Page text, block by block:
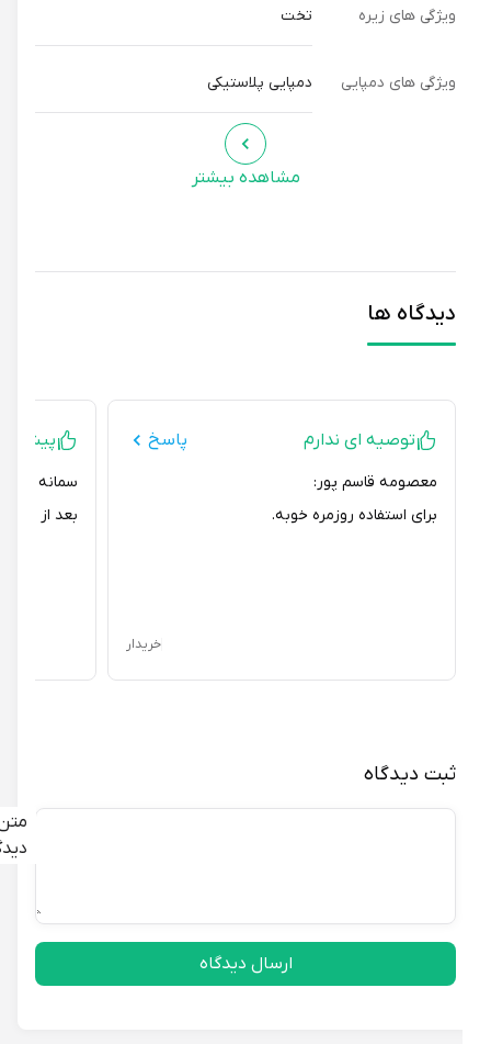
ویژگی های زیره تخت
ویژگی های دمپایی دمپایی پلاستیکی
مشاهده بیشتر
دیدگاه ها
ثبت دیدگاه
متن
دیدگاه
ارسال دیدگاه
توصیه ای ندارم پاسخ
معصومه قاسم پور:
برای استفاده روزمره خوبه.
خریدار
پیشنهاد
سمانه سروش:
بعد از یه مدت